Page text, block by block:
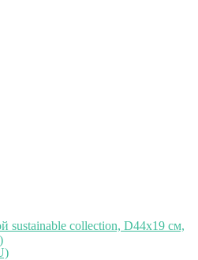
sustainable collection, D44х19 см,